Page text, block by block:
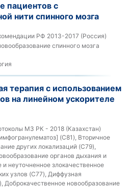
пациентов с
нити спинного мозга
РФ 2013-2017 (Россия)
спинного мозга
терапия с использованием
на линейном ускорителе
МЗ РК - 2018 (Казахстан)
(C81), Вторичное
других локализаций (C79),
органов дыхания и
неуточненное злокачественное
узлов (C77), Диффузная
Доброкачественное новообразование